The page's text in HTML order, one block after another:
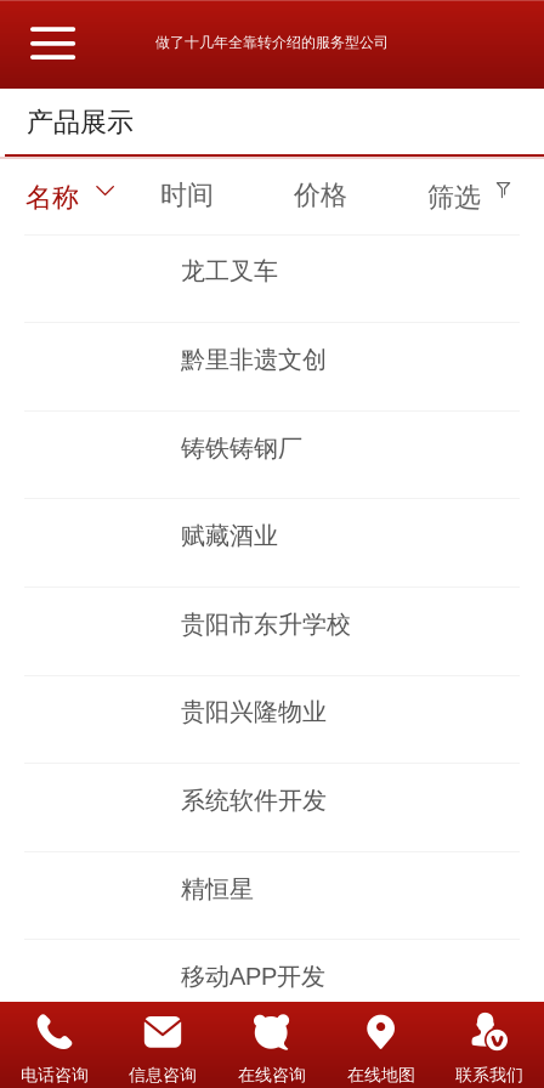
做了十几年全靠转介绍的服务型公司
产品展示
名称 时间 价格 筛选
龙工叉车
黔里非遗文创
铸铁铸钢厂
赋藏酒业
贵阳市东升学校
贵阳兴隆物业
系统软件开发
精恒星
移动APP开发
神马
电话咨询 信息咨询 在线咨询 在线地图 联系我们